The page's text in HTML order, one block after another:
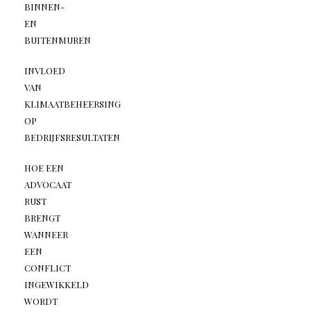
BINNEN-
EN
BUITENMUREN
INVLOED
VAN
KLIMAATBEHEERSING
OP
BEDRIJFSRESULTATEN
HOE EEN
ADVOCAAT
RUST
BRENGT
WANNEER
EEN
CONFLICT
INGEWIKKELD
WORDT